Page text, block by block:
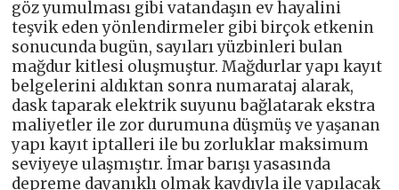
göz yumulması gibi vatandaşın ev hayalini
teşvik eden yönlendirmeler gibi birçok etkenin
sonucunda bugün, sayıları yüzbinleri bulan
mağdur kitlesi oluşmuştur. Mağdurlar yapı kayıt
belgelerini aldıktan sonra numarataj alarak,
dask taparak elektrik suyunu bağlatarak ekstra
maliyetler ile zor durumuna düşmüş ve yaşanan
yapı kayıt iptalleri ile bu zorluklar maksimum
seviyeye ulaşmıştır. İmar barışı yasasında
depreme dayanıklı olmak kaydıyla ile yapılacak